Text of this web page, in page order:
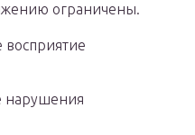
ограничены.
восприятие
нарушения